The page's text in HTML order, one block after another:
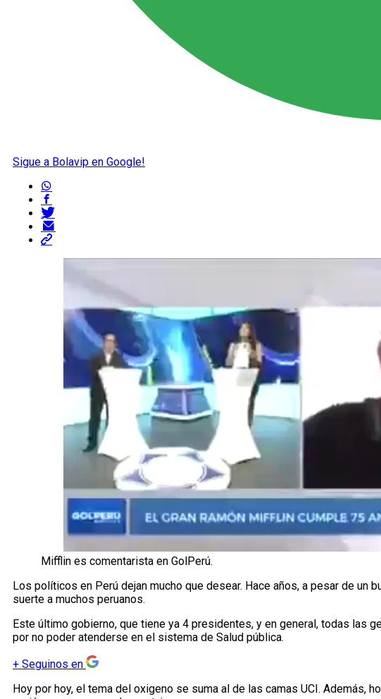
Sigue a Bolavip en Google!
Mifflin es comentarista en GolPerú.
Los políticos en Perú dejan mucho que desear. Hace años, a pesar de un
suerte a muchos peruanos.
Este último gobierno, que tiene ya 4 presidentes, y en general, todas
por no poder atenderse en el sistema de Salud pública.
+ Seguinos en
Hoy por hoy, el tema del oxigeno se suma al de las camas UCI. Además,